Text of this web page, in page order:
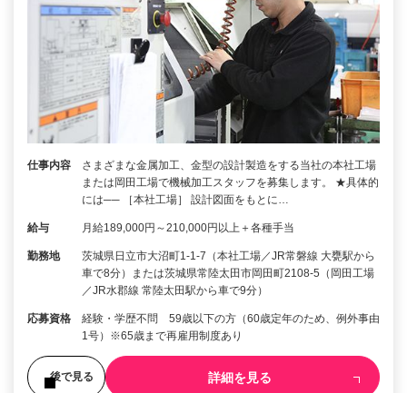
仕事内容
さまざまな金属加工、金型の設計製造をする当社の本社工場
または岡田工場で機械加工スタッフを募集します。 ★具体的
には── ［本社工場］ 設計図面をもとに…
給与 月給189,000円～210,000円以上＋各種手当
勤務地
茨城県日立市大沼町1-1-7（本社工場／JR常磐線 大甕駅から
車で8分）または茨城県常陸太田市岡田町2108-5（岡田工場
／JR水郡線 常陸太田駅から車で9分）
応募資格
経験・学歴不問 59歳以下の方（60歳定年のため、例外事由
1号）※65歳まで再雇用制度あり
後で見る 詳細を見る